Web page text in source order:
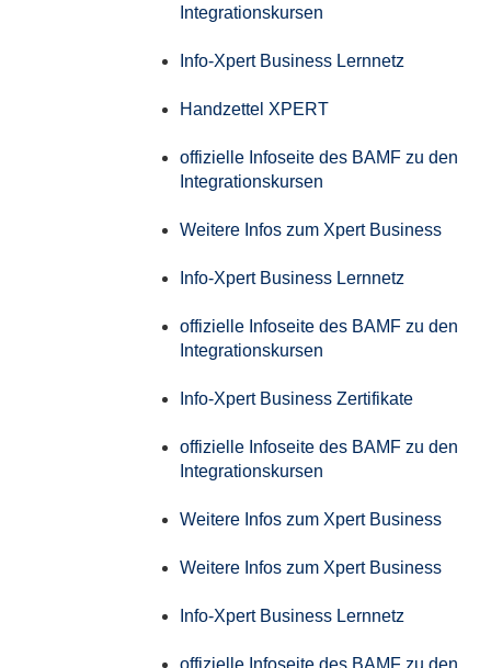
Integrationskursen
Info-Xpert Business Lernnetz
Handzettel XPERT
offizielle Infoseite des BAMF zu den
Integrationskursen
Weitere Infos zum Xpert Business
Info-Xpert Business Lernnetz
offizielle Infoseite des BAMF zu den
Integrationskursen
Info-Xpert Business Zertifikate
offizielle Infoseite des BAMF zu den
Integrationskursen
Weitere Infos zum Xpert Business
Weitere Infos zum Xpert Business
Info-Xpert Business Lernnetz
offizielle Infoseite des BAMF zu den